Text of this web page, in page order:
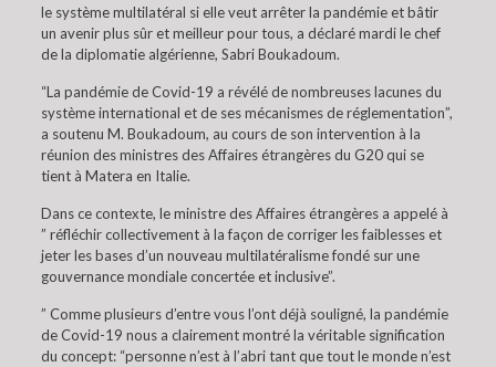
le système multilatéral si elle veut arrêter la pandémie et bâtir
un avenir plus sûr et meilleur pour tous, a déclaré mardi le chef
de la diplomatie algérienne, Sabri Boukadoum.
“La pandémie de Covid-19 a révélé de nombreuses lacunes du
système international et de ses mécanismes de réglementation”,
a soutenu M. Boukadoum, au cours de son intervention à la
réunion des ministres des Affaires étrangères du G20 qui se
tient à Matera en Italie.
Dans ce contexte, le ministre des Affaires étrangères a appelé à
” réfléchir collectivement à la façon de corriger les faiblesses et
jeter les bases d’un nouveau multilatéralisme fondé sur une
gouvernance mondiale concertée et inclusive”.
” Comme plusieurs d’entre vous l’ont déjà souligné, la pandémie
de Covid-19 nous a clairement montré la véritable signification
du concept: “personne n’est à l’abri tant que tout le monde n’est